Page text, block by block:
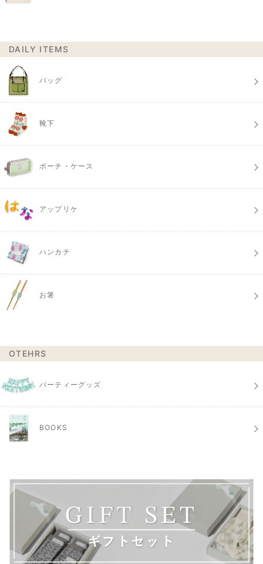
DAILY ITEMS
バッグ
靴下
ポーチ・ケース
アップリケ
ハンカチ
お箸
OTEHRS
パーティーグッズ
BOOKS